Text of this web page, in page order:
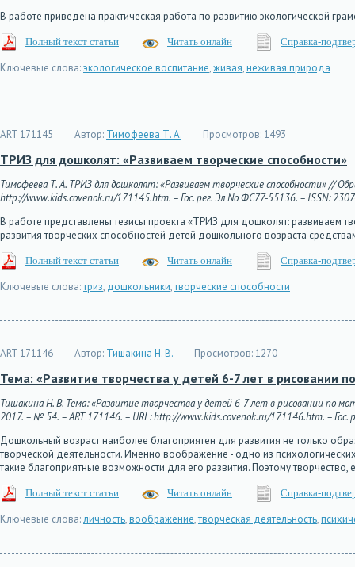
В работе приведена практическая работа по развитию экологической
Полный текст статьи Читать онлайн Справка-
Ключевые слова:экологическое воспитание,живая,неживая природа
ART 171145 Автор: Тимофеева Т. А. Просмотров:1493
ТРИЗ для дошколят: «Развиваем творческие способности»
Тимофеева Т. А. ТРИЗ для дошколят: «Развиваем творческие способности» //
http://www.kids.covenok.ru/171145.htm. – Гос. рег. Эл No ФС77-55136. – ISSN:
В работе представлены тезисы проекта «ТРИЗ для дошколят: развиваем
развития творческих способностей детей дошкольного возраста
Полный текст статьи Читать онлайн Справка-
Ключевые слова:триз, дошкольники,творческие способности
ART 171146 Автор: Тишакина Н. В. Просмотров:1270
Тема: «Развитие творчества у детей 6-7 лет в рисовании
Тишакина Н. В. Тема: «Развитие творчества у детей 6-7 лет в рисовании по
2017. – № 54. – ART 171146. – URL: http://www.kids.covenok.ru/171146.htm. – Гос.
Дошкольный возраст наиболее благоприятен для развития не только
творческой деятельности. Именно воображение - одно из
такие благоприятные возможности для его развития. Поэтому
Полный текст статьи Читать онлайн Справка-
Ключевые слова:личность,воображение,творческая деятельность,